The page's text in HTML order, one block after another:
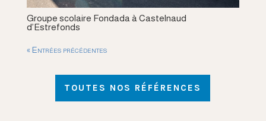
Groupe scolaire Fondada à Castelnaud
d’Estrefonds
« Entrées précédentes
TOUTES NOS RÉFÉRENCES